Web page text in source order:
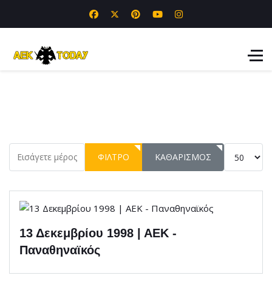
Εισάγετε μέρος του τίτλου.
ΦΊΛΤΡΟ ΚΑΘΑΡΙΣΜΌΣ
13 Δεκεμβρίου 1998 | ΑΕΚ -
Παναθηναϊκός